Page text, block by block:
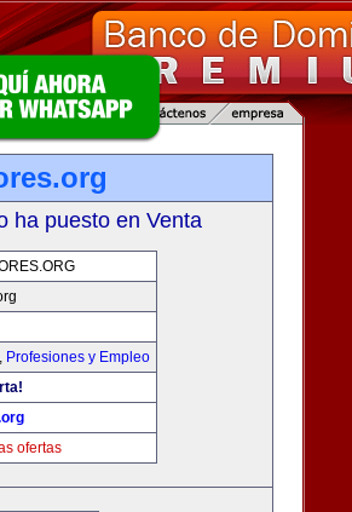
ha puesto en Venta
, Profesiones y Empleo
ofertas